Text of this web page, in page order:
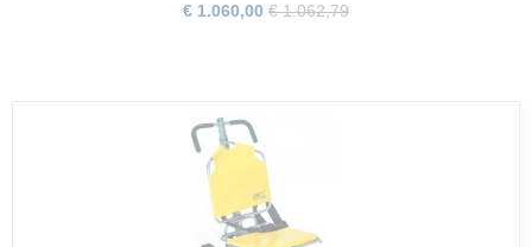
€ 1.060,00 € 1.062,79